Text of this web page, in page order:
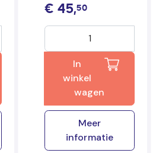
€ 45,50
In
winkel
wagen
Meer
informatie